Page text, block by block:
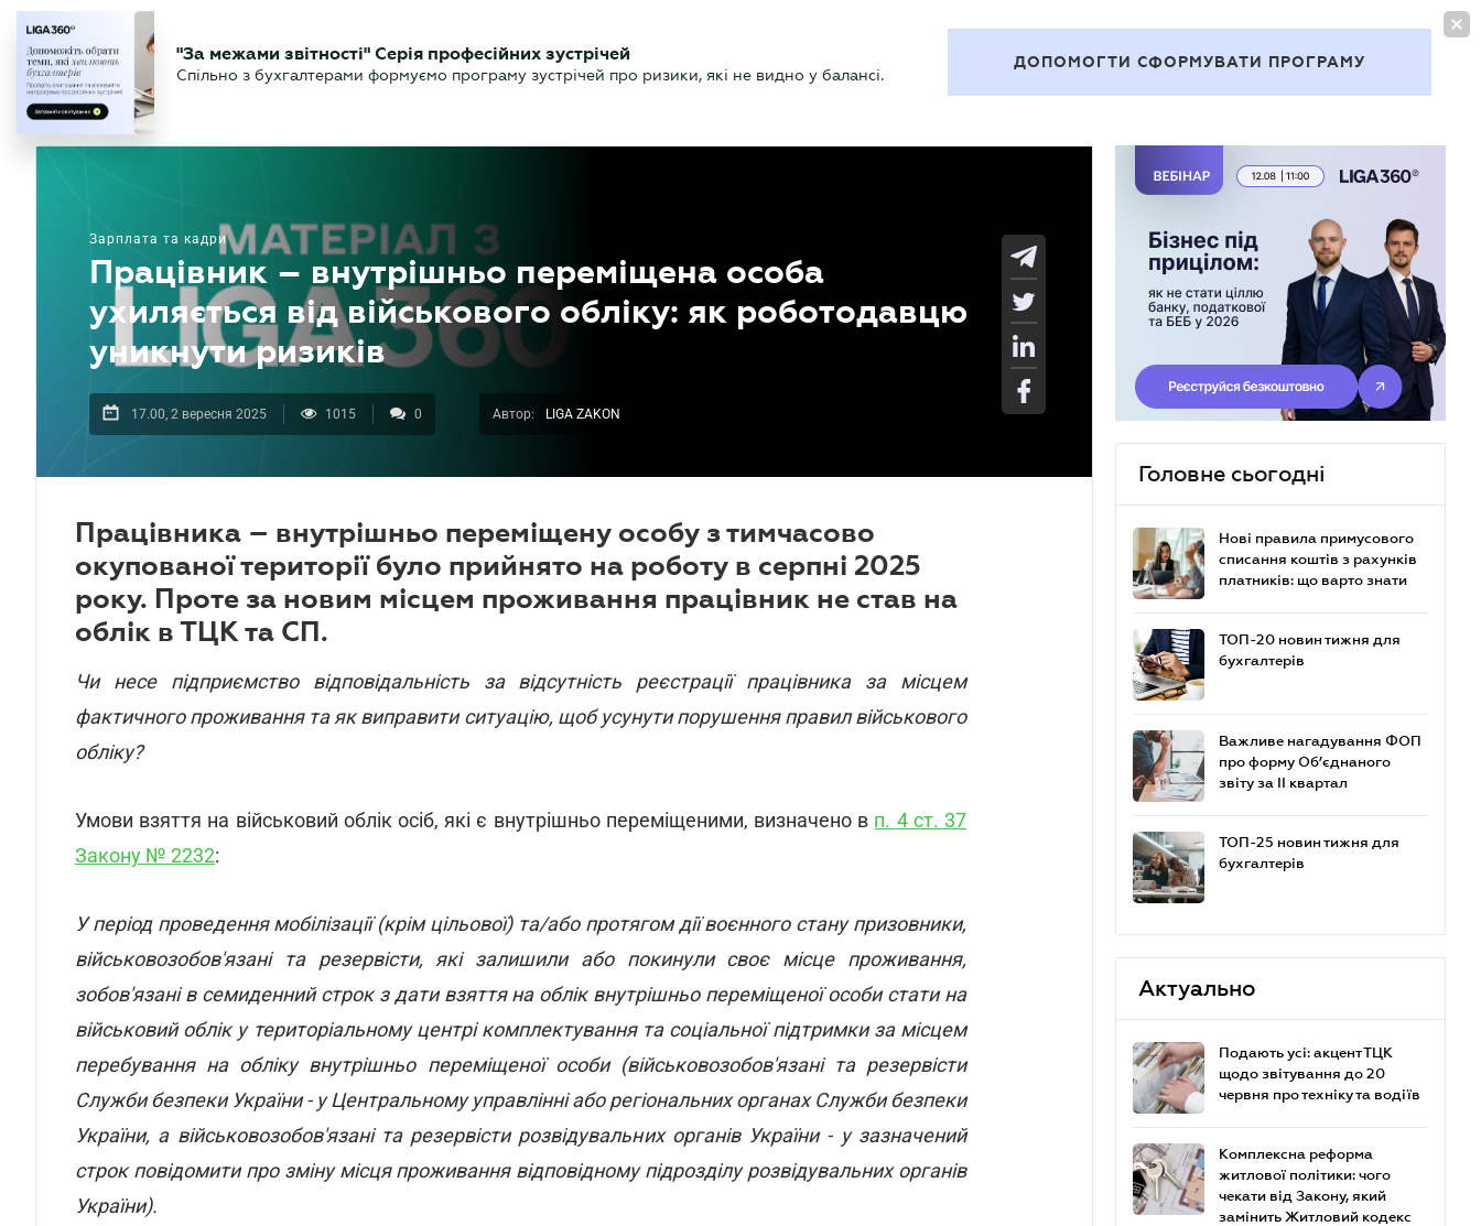
БУХГАЛТЕР Новини Аналітика Календар Актуально
"За межами звітності" Серія професійних зустрічей
Спільно з бухгалтерами формуємо програму зустрічей про ризики, які не видно у балансі.
ДОПОМОГТИ СФОРМУВАТИ ПРОГРАМУ
Зарплата та кадри
Працівник – внутрішньо переміщена особа
ухиляється від військового обліку: як роботодавцю
уникнути ризиків
17.00, 2 вересня 2025 1015 0 Автор: LIGA ZAKON
Працівника – внутрішньо переміщену особу з тимчасово
окупованої території було прийнято на роботу в серпні 2025
року. Проте за новим місцем проживання працівник не став на
облік в ТЦК та СП.
Чи несе підприємство відповідальність за відсутність реєстрації працівника за місцем
фактичного проживання та як виправити ситуацію, щоб усунути порушення правил військового
обліку?
Умови взяття на військовий облік осіб, які є внутрішньо переміщеними, визначено в п. 4 ст. 37
Закону № 2232:
У період проведення мобілізації (крім цільової) та/або протягом дії воєнного стану призовники,
військовозобов'язані та резервісти, які залишили або покинули своє місце проживання,
зобов'язані в семиденний строк з дати взяття на облік внутрішньо переміщеної особи стати на
військовий облік у територіальному центрі комплектування та соціальної підтримки за місцем
перебування на обліку внутрішньо переміщеної особи (військовозобов'язані та резервісти
Служби безпеки України - у Центральному управлінні або регіональних органах Служби безпеки
України, а військовозобов'язані та резервісти розвідувальних органів України - у зазначений
строк повідомити про зміну місця проживання відповідному підрозділу розвідувальних органів
України).
Головне сьогодні
Нові правила примусового
списання коштів з рахунків
платників: що варто знати
ТОП-20 новин тижня для
бухгалтерів
Важливе нагадування ФОП
про форму Об’єднаного
звіту за ІІ квартал
ТОП-25 новин тижня для
бухгалтерів
Актуально
Подають усі: акцент ТЦК
щодо звітування до 20
червня про техніку та водіїв
Комплексна реформа
житлової політики: чого
чекати від Закону, який
замінить Житловий кодекс